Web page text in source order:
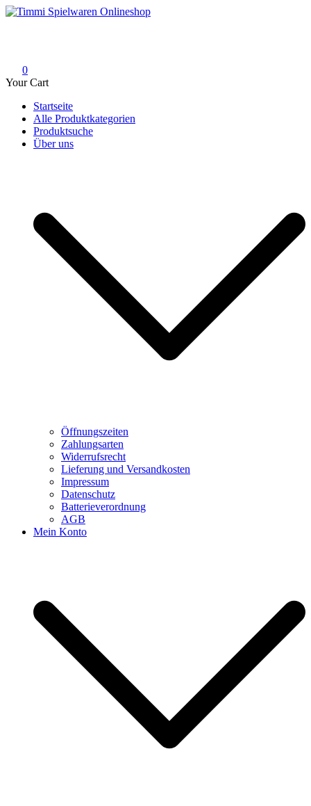
Skip
0
Your Cart
Startseite
Alle Produktkategorien
Produktsuche
Über uns
Öffnungszeiten
Zahlungsarten
Widerrufsrecht
Lieferung und Versandkosten
Impressum
Datenschutz
Batterieverordnung
AGB
Mein Konto